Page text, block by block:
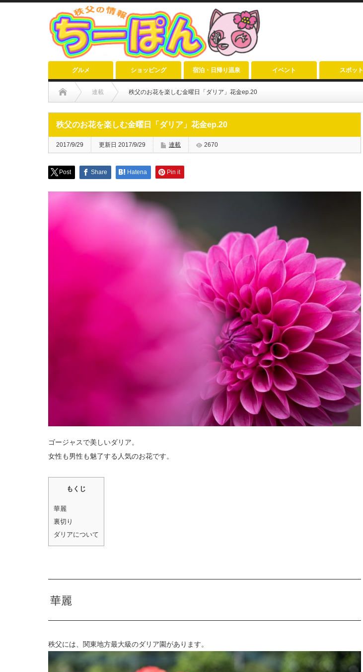
グルメ ショッピング 宿泊・日帰り温泉 イベント スポット
連載 秩父のお花を楽しむ金曜日「ダリア」花金ep.20
秩父のお花を楽しむ金曜日「ダリア」花金ep.20
2017/9/29 更新日 2017/9/29 連載 2670
Post Share Hatena Pin it
ゴージャスで美しいダリア。
女性も男性も魅了する人気のお花です。
もくじ
華麗
裏切り
ダリアについて
華麗
秩父には、関東地方最大級のダリア園があります。